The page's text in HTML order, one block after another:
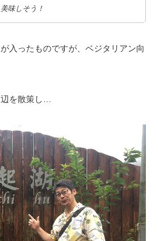
美味しそう！
入ったものですが、ベジタリアン向
を散策し…